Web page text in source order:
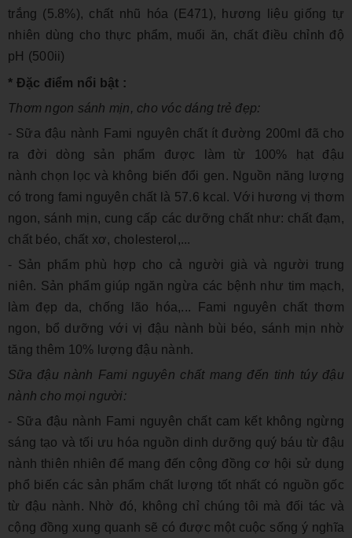
trắng (5.8%), chất nhũ hóa (E471), hương liệu giống tự
nhiên dùng cho thực phẩm, muối ăn, chất điều chỉnh độ
pH (500ii)
* Đặc điểm nổi bật :
Thơm ngon sánh mịn, cho vóc dáng trẻ đẹp:
- Sữa đậu nành Fami nguyên chất ít đường 200ml
đã cho
ra đời dòng sản phẩm được làm từ 100% hạt đậu
nành chọn lọc và không biến đổi gen. Nguồn năng lượng
có trong fami nguyên chất là 57.6 kcal. Với hương vị thơm
ngon, sánh mịn, cung cấp các dưỡng chất như: chất đạm,
chất béo, chất xơ, cholesterol,...
- Sản phẩm phù hợp cho cả người già và người trung
niên. Sản phẩm giúp ngăn ngừa các bệnh như tim mạch,
làm đẹp da, chống lão hóa,... Fami nguyên chất thơm
ngon, bổ dưỡng với vị đậu nành bùi béo, sánh mịn nhờ
tăng thêm 10% lượng đậu nành.
Sữa đậu nành Fami nguyên chấtmang đến tinh túy đậu
nành cho mọi người:
- Sữa đậu nành Fami nguyên chất cam kết không ngừng
sáng tạo và tối ưu hóa nguồn dinh dưỡng quý báu từ đậu
nành thiên nhiên để mang đến cộng đồng cơ hội sử dụng
phổ biến các sản phẩm chất lượng tốt nhất có nguồn gốc
từ đậu nành. Nhờ đó, không chỉ chúng tôi mà đối tác và
cộng đồng xung quanh sẽ có được một cuộc sống ý nghĩa